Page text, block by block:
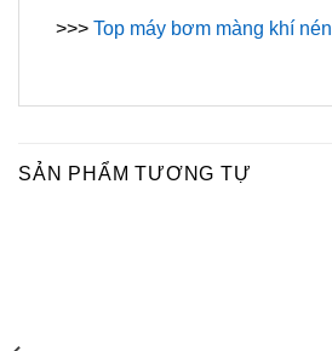
>>> Top máy bơm màng khí nén
SẢN PHẨM TƯƠNG TỰ